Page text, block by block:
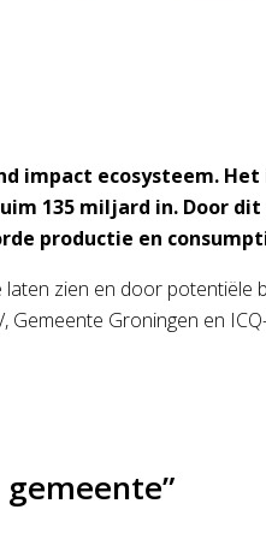
impact ecosysteem. Het
135 miljard in. Door dit
productie en
zien en door potentiële
Gemeente Groningen en